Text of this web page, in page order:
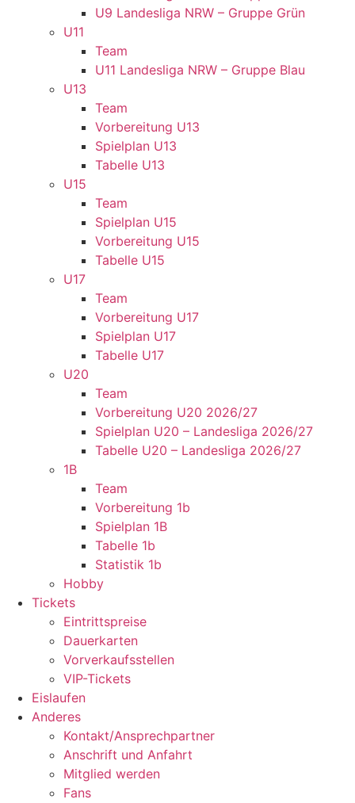
U9 Landesliga NRW – Gruppe Grün
U11
Team
U11 Landesliga NRW – Gruppe Blau
U13
Team
Vorbereitung U13
Spielplan U13
Tabelle U13
U15
Team
Spielplan U15
Vorbereitung U15
Tabelle U15
U17
Team
Vorbereitung U17
Spielplan U17
Tabelle U17
U20
Team
Vorbereitung U20 2026/27
Spielplan U20 – Landesliga 2026/27
Tabelle U20 – Landesliga 2026/27
1B
Team
Vorbereitung 1b
Spielplan 1B
Tabelle 1b
Statistik 1b
Hobby
Tickets
Eintrittspreise
Dauerkarten
Vorverkaufsstellen
VIP-Tickets
Eislaufen
Anderes
Kontakt/Ansprechpartner
Anschrift und Anfahrt
Mitglied werden
Fans